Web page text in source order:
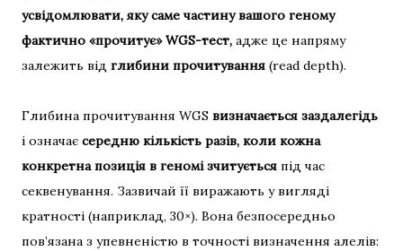
усвідомлювати, яку саме частину вашого геному
фактично «прочитує» WGS-тест, адже це напряму
залежить від глибини прочитування (read depth).
Глибина прочитування WGS визначається заздалегідь
і означає середню кількість разів, коли кожна
конкретна позиція в геномі зчитується під час
секвенування. Зазвичай її виражають у вигляді
кратності (наприклад, 30×). Вона безпосередньо
пов’язана з упевненістю в точності визначення алелів: